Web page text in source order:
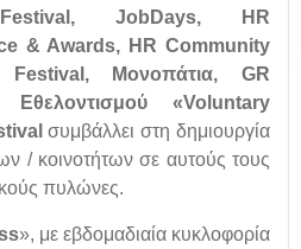
JobDays, HR
& Awards, HR Community
Μονοπάτια, GR
«Voluntary
συμβάλλει στη δημιουργία
/ κοινοτήτων σε αυτούς τους
πυλώνες.
», με εβδομαδιαία κυκλοφορία